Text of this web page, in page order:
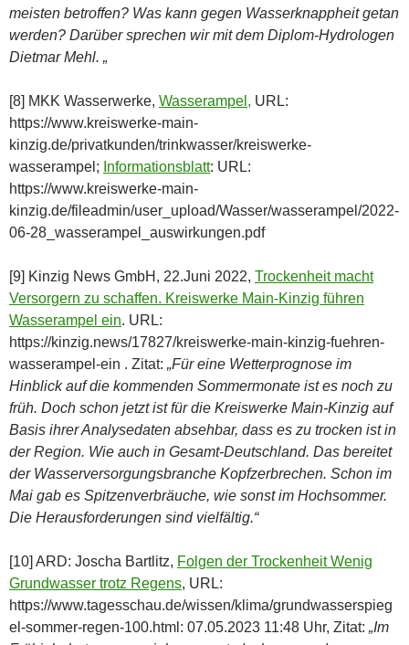
meisten betroffen? Was kann gegen Wasserknappheit getan
werden? Darüber sprechen wir mit dem Diplom-Hydrologen
Dietmar Mehl. „
[8] MKK Wasserwerke, Wasserampel, URL:
https://www.kreiswerke-main-
kinzig.de/privatkunden/trinkwasser/kreiswerke-
wasserampel; Informationsblatt: URL:
https://www.kreiswerke-main-
kinzig.de/fileadmin/user_upload/Wasser/wasserampel/2022-
06-28_wasserampel_auswirkungen.pdf
[9] Kinzig News GmbH, 22.Juni 2022, Trockenheit macht
Versorgern zu schaffen. Kreiswerke Main-Kinzig führen
Wasserampel ein. URL:
https://kinzig.news/17827/kreiswerke-main-kinzig-fuehren-
wasserampel-ein . Zitat: „Für eine Wetterprognose im
Hinblick auf die kommenden Sommermonate ist es noch zu
früh. Doch schon jetzt ist für die Kreiswerke Main-Kinzig auf
Basis ihrer Analysedaten absehbar, dass es zu trocken ist in
der Region. Wie auch in Gesamt-Deutschland. Das bereitet
der Wasserversorgungsbranche Kopfzerbrechen. Schon im
Mai gab es Spitzenverbräuche, wie sonst im Hochsommer.
Die Herausforderungen sind vielfältig.“
[10] ARD: Joscha Bartlitz, Folgen der Trockenheit Wenig
Grundwasser trotz Regens, URL:
https://www.tagesschau.de/wissen/klima/grundwasserspieg
el-sommer-regen-100.html: 07.05.2023 11:48 Uhr, Zitat: „Im